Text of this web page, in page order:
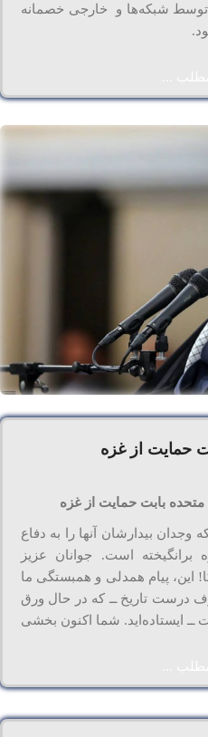
شبکه‌ها و خارجی خصمانه
حمایت از غزه
متحده بابت حمایت از غزه
وجدان بیدارشان آنها را به دفاع
است. جوانان عزیز
این، پیام همدلی و همبستگی ما
درست تاریخ ــ که در حال ورق